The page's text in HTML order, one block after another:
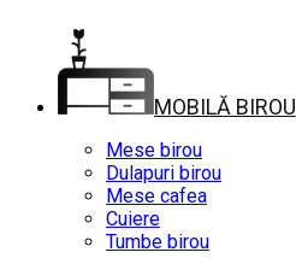
MOBILĂ BIROU
Mese birou
Dulapuri birou
Mese cafea
Cuiere
Tumbe birou